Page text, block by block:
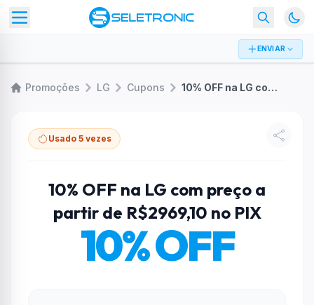
ENVIAR
Promoções LG Cupons 10% OFF na LG com preço a partir de R$2969,10 no PIX
Usado 5 vezes
10% OFF na LG com preço a
partir de R$2969,10 no PIX
10% OFF